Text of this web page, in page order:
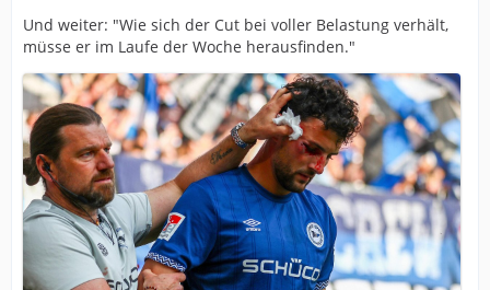
Und weiter: "Wie sich der Cut bei voller Belastung verhält,
müsse er im Laufe der Woche herausfinden."